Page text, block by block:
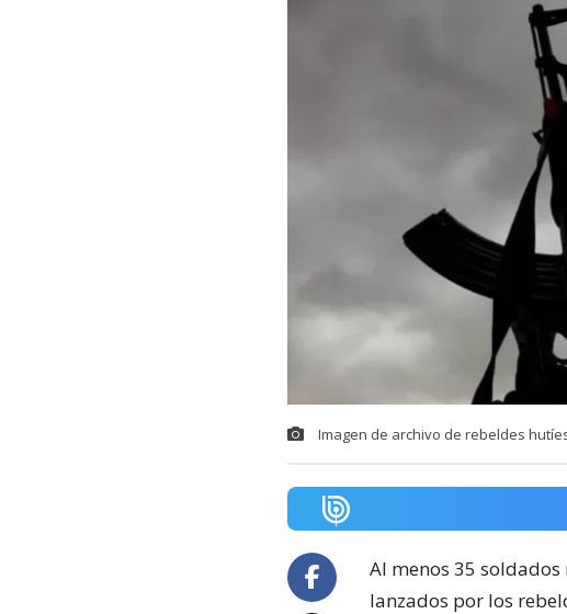
Imagen de archivo de rebeldes
Al menos 35
lanzados por los